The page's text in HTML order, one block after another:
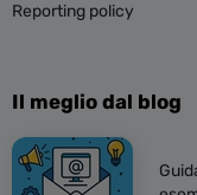
Reporting policy
Il meglio dal blog